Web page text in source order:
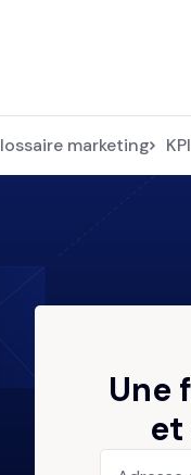
Glossaire marketing KPI
Une
et